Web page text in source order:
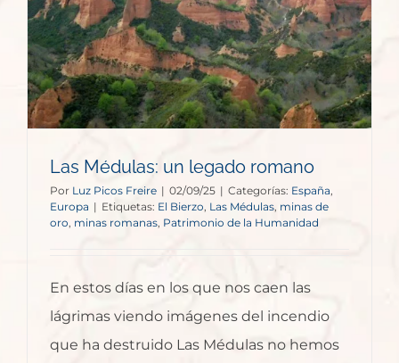
Las Médulas: un legado romano
Por Luz Picos Freire | 02/09/25 | Categorías: España,
Europa | Etiquetas: El Bierzo, Las Médulas, minas de
oro, minas romanas, Patrimonio de la Humanidad
En estos días en los que nos caen las
lágrimas viendo imágenes del incendio
que ha destruido Las Médulas no hemos